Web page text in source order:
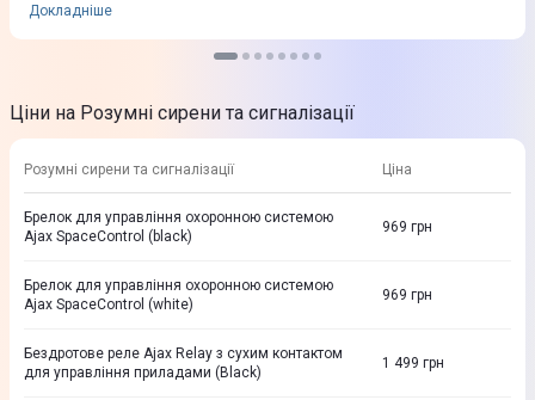
Докладніше
Ціни на Розумні сирени та сигналізації
Розумні сирени та сигналізації Ціна
Брелок для управління охоронною системою
Ajax SpaceControl (black)
969 грн
Брелок для управління охоронною системою
Ajax SpaceControl (white)
969 грн
Бездротове реле Ajax Relay з сухим контактом
для управління приладами (Black)
1 499 грн